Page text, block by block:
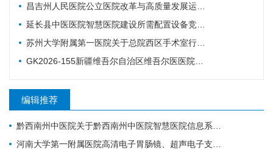
昌吉州人民医院公立医院改革与高质量发展运营管理-智慧医院-城南院区手术室智能行为管理系统项目公开招标公告
延长县中医医院智慧医院建设所需配置设备竞争性谈判公告
苏州大学附属第一医院关于总院西区手术室行为管理系统的招标公告
GK2026-155新疆维吾尔自治区维吾尔医医院智慧医院建设项目公开招标公告
编辑推荐
黔西南州中医院关于黔西南州中医院智慧医院信息系统标准化建设支撑硬件采购项目的公开招标公告
河南大学第一附属医院高清电子胃肠镜、超声电子支气管镜系统项目